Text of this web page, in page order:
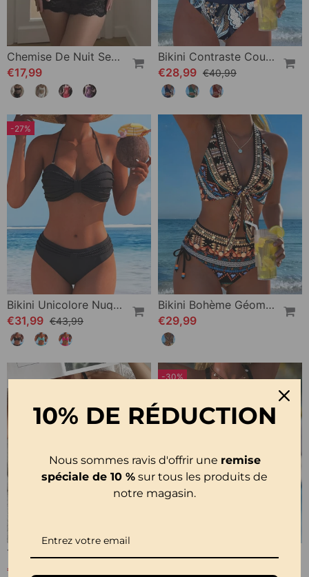
Chemise De Nuit Sexy Unie En Dentelle
€17,99
Bikini Contraste Couleur Mode Fleuri
€28,99 €40,99
-27%
Bikini Unicolore Nuque Nouée
€31,99 €43,99
Bikini Bohème Géométrique Halter
€29,99
€28,99
-30%
10% DE RÉDUCTION
Nous sommes ravis d'offrir une remise
spéciale de 10 % sur tous les produits de
notre magasin.